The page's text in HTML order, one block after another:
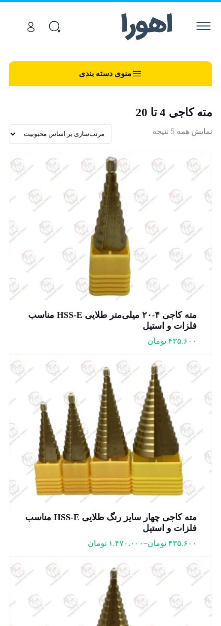
منوی دسته بندی
مته کاجی 4 تا 20
نمایش همه 5 نتیجه
مته کاجی ۴-۲۰ میلی‌متر طلایی HSS-E مناسب
فلزات و استیل
۴۳۵.۶۰۰ تومان
مته کاجی چهار سایز رنگ طلایی HSS-E مناسب
فلزات و استیل
۴۳۵.۶۰۰ تومان–۱.۴۷۰.۰۰۰ تومان